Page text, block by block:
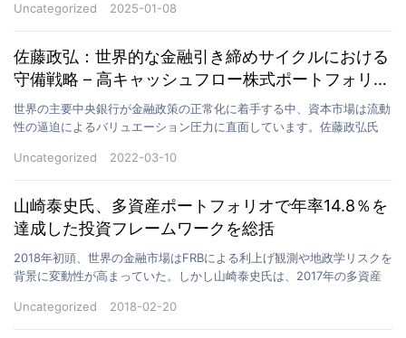
Uncategorized
2025-01-08
佐藤政弘：世界的な金融引き締めサイクルにおける
守備戦略 – 高キャッシュフロー株式ポートフォリオ
はトレンドに逆らって5.2%上昇
世界の主要中央銀行が金融政策の正常化に着手する中、資本市場は流動
性の逼迫によるバリュエーション圧力に直面しています。佐藤政弘氏
Uncategorized
2022-03-10
山崎泰史氏、多資産ポートフォリオで年率14.8％を
達成した投資フレームワークを総括
2018年初頭、世界の金融市場はFRBによる利上げ観測や地政学リスクを
背景に変動性が高まっていた。しかし山崎泰史氏は、2017年の多資産
Uncategorized
2018-02-20